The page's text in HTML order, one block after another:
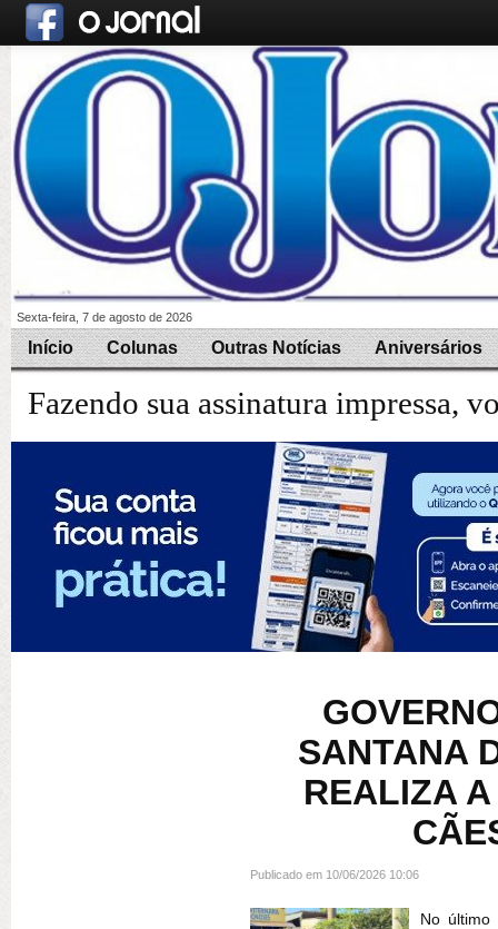
Sexta-feira, 7 de agosto de 2026
Início Colunas Outras Notícias Aniversários
Fazendo sua assinatura impressa,
SANTANA
REALIZA
Publicado em 10/06/2026 10:06
No último